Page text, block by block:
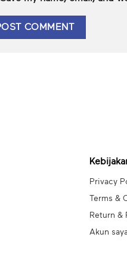
Privacy
Terms &
Return &
Akun